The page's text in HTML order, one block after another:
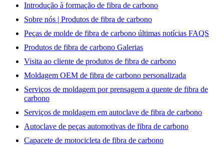
Introdução à formação de fibra de carbono
Sobre nós | Produtos de fibra de carbono
Peças de molde de fibra de carbono últimas notícias FAQS
Produtos de fibra de carbono Galerias
Visita ao cliente de produtos de fibra de carbono
Moldagem OEM de fibra de carbono personalizada
Serviços de moldagem por prensagem a quente de fibra de
carbono
Serviços de moldagem em autoclave de fibra de carbono
Autoclave de peças automotivas de fibra de carbono
Capacete de motocicleta de fibra de carbono